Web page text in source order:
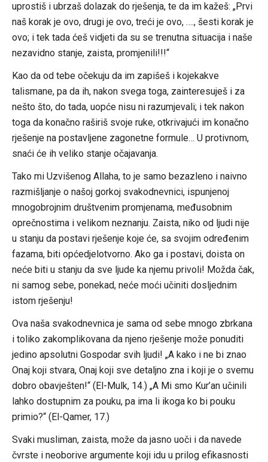
uprostiš i ubrzaš dolazak do rješenja, te da im kažeš: „Prvi
naš korak je ovo, drugi je ovo, treći je ovo, …., šesti korak je
ovo; i tek tada ćeš vidjeti da su se trenutna situacija i naše
nezavidno stanje, zaista, promjenili!!!“
Kao da od tebe očekuju da im zapišeš i kojekakve
talismane, pa da ih, nakon svega toga, zainteresuješ i za
nešto što, do tada, uopće nisu ni razumjevali; i tek nakon
toga da konačno raširiš svoje ruke, otkrivajući im konačno
rješenje na postavljene zagonetne formule… U protivnom,
snaći će ih veliko stanje očajavanja.
Tako mi Uzvišenog Allaha, to je samo bezazleno i naivno
razmišljanje o našoj gorkoj svakodnevnici, ispunjenoj
mnogobrojnim društvenim promjenama, međusobnim
oprečnostima i velikom neznanju. Zaista, niko od ljudi nije
u stanju da postavi rješenje koje će, sa svojim određenim
fazama, biti općedjelotvorno. Ako ga i postavi, doista on
neće biti u stanju da sve ljude ka njemu privoli! Možda čak,
ni samog sebe, ponekad, neće moći učiniti dosljednim
istom rješenju!
Ova naša svakodnevnica je sama od sebe mnogo zbrkana
i toliko zakomplikovana da njeno rješenje može ponuditi
jedino apsolutni Gospodar svih ljudi! „A kako i ne bi znao
Onaj koji stvara, Onaj koji sve detaljno zna i koji je o svemu
dobro obavješten!“ (El-Mulk, 14.) „A Mi smo Kur’an učinili
lahko dostupnim za pouku, pa ima li ikoga ko bi pouku
primio?“ (El-Qamer, 17.)
Svaki musliman, zaista, može da jasno uoči i da navede
čvrste i neoborive argumente koji idu u prilog efikasnosti